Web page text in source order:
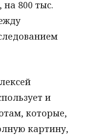
на 800 тыс.
и
которые,
картину,